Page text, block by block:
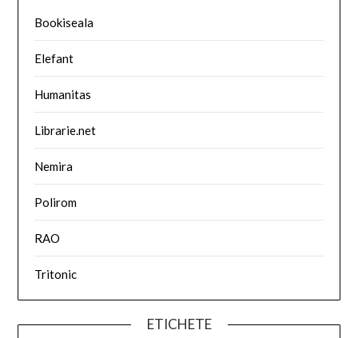
Bookiseala
Elefant
Humanitas
Librarie.net
Nemira
Polirom
RAO
Tritonic
ETICHETE